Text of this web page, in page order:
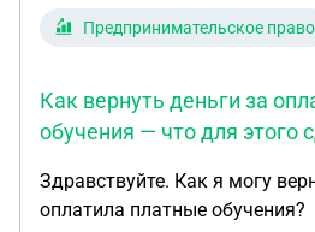
Предпринимательское право
Как вернуть деньги за
обучения — что для этого
Здравствуйте. Как я могу
оплатила платные обучения?